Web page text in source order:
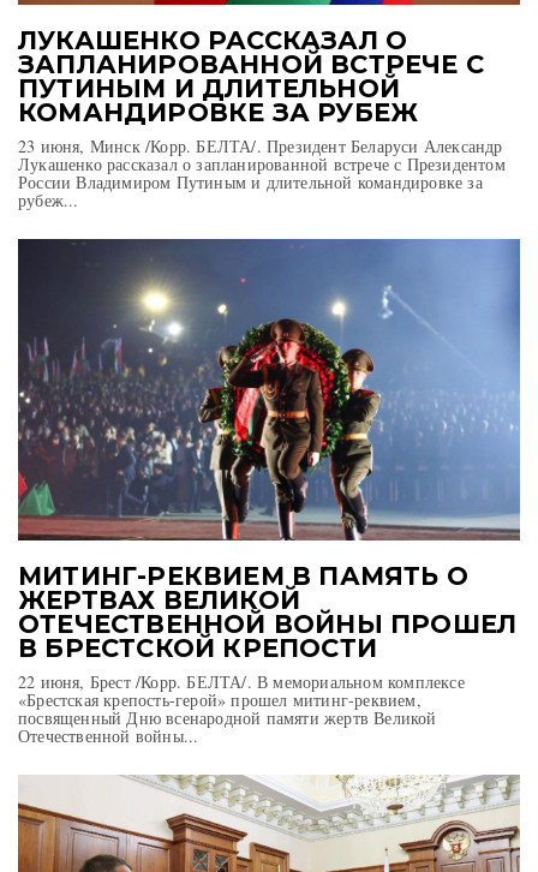
ЛУКАШЕНКО РАССКАЗАЛ О
ЗАПЛАНИРОВАННОЙ ВСТРЕЧЕ С
ПУТИНЫМ И ДЛИТЕЛЬНОЙ
КОМАНДИРОВКЕ ЗА РУБЕЖ
23 июня, Минск /Корр. БЕЛТА/. Президент Беларуси Александр
Лукашенко рассказал о запланированной встрече с Президентом
России Владимиром Путиным и длительной командировке за
рубеж...
МИТИНГ-РЕКВИЕМ В ПАМЯТЬ О
ЖЕРТВАХ ВЕЛИКОЙ
ОТЕЧЕСТВЕННОЙ ВОЙНЫ ПРОШЕЛ
В БРЕСТСКОЙ КРЕПОСТИ
22 июня, Брест /Корр. БЕЛТА/. В мемориальном комплексе
«Брестская крепость-герой» прошел митинг-реквием,
посвященный Дню всенародной памяти жертв Великой
Отечественной войны...